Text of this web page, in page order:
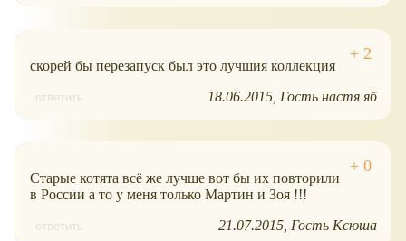
скорей бы перезапуск был это лучшия коллекция
ответить 18.06.2015 Гость настя яб
Старые котята всё же лучше вот бы их повторили
в России а то у меня только Мартин и Зоя !!!
ответить 21.07.2015 Гость Ксюша